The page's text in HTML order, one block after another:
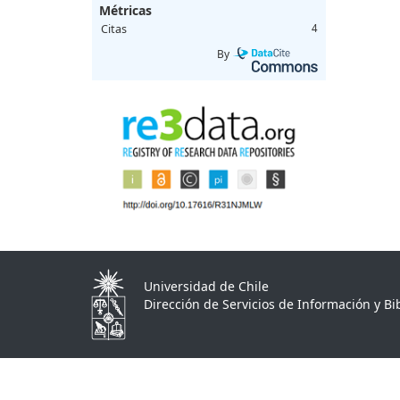
Métricas
Citas 4
By
Universidad de Chile
Dirección de Servicios de Información y